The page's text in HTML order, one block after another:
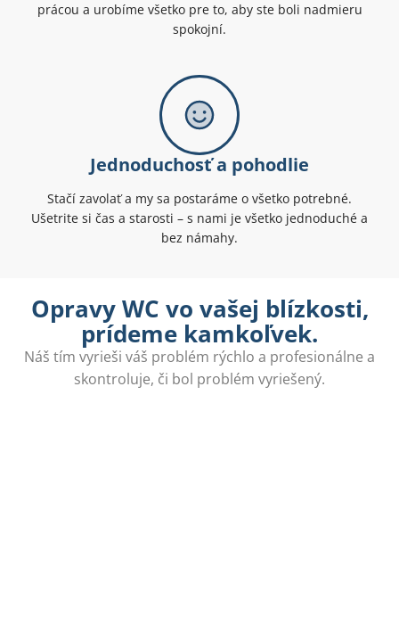
prácou a urobíme všetko pre to, aby ste boli nadmieru
spokojní.
Jednoduchosť a pohodlie
Stačí zavolať a my sa postaráme o všetko potrebné.
Ušetrite si čas a starosti – s nami je všetko jednoduché a
bez námahy.
Opravy WC vo vašej blízkosti,
prídeme kamkoľvek.
Náš tím vyrieši váš problém rýchlo a profesionálne a
skontroluje, či bol problém vyriešený.